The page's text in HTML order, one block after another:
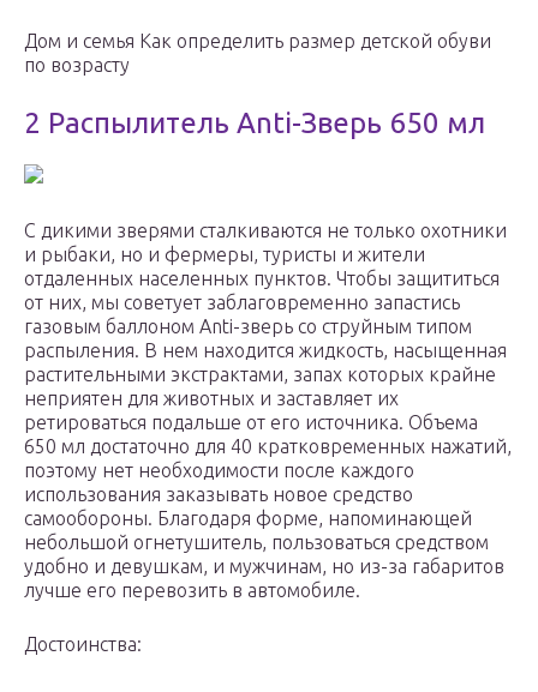
Дом и семья Как определить размер детской обуви
по возрасту
2 Распылитель Anti-Зверь 650 мл
С дикими зверями сталкиваются не только охотники
и рыбаки, но и фермеры, туристы и жители
отдаленных населенных пунктов. Чтобы защититься
от них, мы советует заблаговременно запастись
газовым баллоном Anti-зверь со струйным типом
распыления. В нем находится жидкость, насыщенная
растительными экстрактами, запах которых крайне
неприятен для животных и заставляет их
ретироваться подальше от его источника. Объема
650 мл достаточно для 40 кратковременных нажатий,
поэтому нет необходимости после каждого
использования заказывать новое средство
самообороны. Благодаря форме, напоминающей
небольшой огнетушитель, пользоваться средством
удобно и девушкам, и мужчинам, но из-за габаритов
лучше его перевозить в автомобиле.
Достоинства: